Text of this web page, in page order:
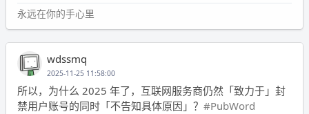
永远在你的手心里
wdssmq
2025-11-25 11:58:00
所以，为什么 2025 年了，互联网服务商仍然「致力于」封
禁用户账号的同时「不告知具体原因」？ #PubWord